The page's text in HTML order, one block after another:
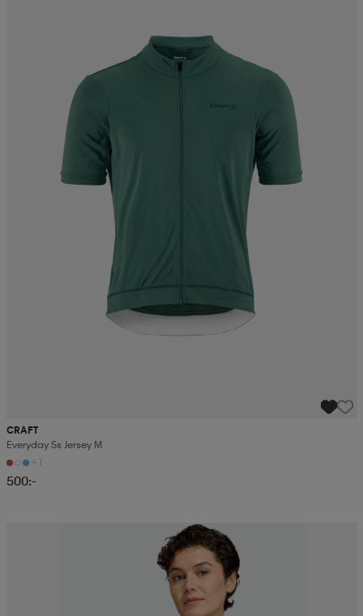
CRAFT
Everyday Ss Jersey M
+1
500:-